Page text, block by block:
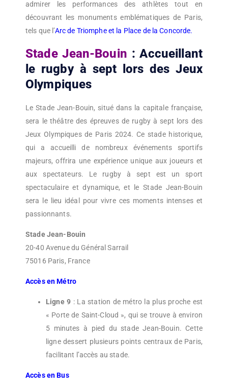
admirer les performances des athlètes tout en
découvrant les monuments emblématiques de Paris,
tels que l’Arc de Triomphe et la Place de la Concorde.
Stade Jean-Bouin : Accueillant
le rugby à sept lors des Jeux
Olympiques
Le Stade Jean-Bouin, situé dans la capitale française,
sera le théâtre des épreuves de rugby à sept lors des
Jeux Olympiques de Paris 2024. Ce stade historique,
qui a accueilli de nombreux événements sportifs
majeurs, offrira une expérience unique aux joueurs et
aux spectateurs. Le rugby à sept est un sport
spectaculaire et dynamique, et le Stade Jean-Bouin
sera le lieu idéal pour vivre ces moments intenses et
passionnants.
Stade Jean-Bouin
20-40 Avenue du Général Sarrail
75016 Paris, France
Accès en Métro
Ligne 9 : La station de métro la plus proche est
« Porte de Saint-Cloud », qui se trouve à environ
5 minutes à pied du stade Jean-Bouin. Cette
ligne dessert plusieurs points centraux de Paris,
facilitant l’accès au stade.
Accès en Bus